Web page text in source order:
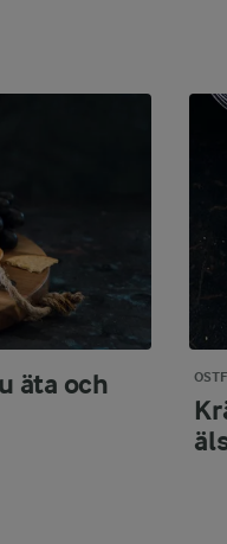
äta och